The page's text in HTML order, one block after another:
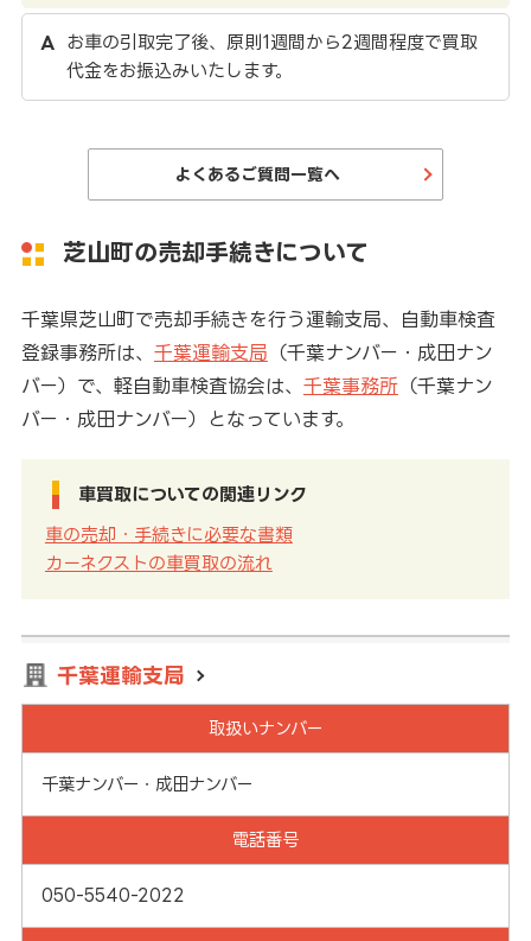
お車の引取完了後、原則1週間から2週間程度で買取
代金をお振込みいたします。
よくあるご質問一覧へ
芝山町の売却手続きについて
千葉県芝山町で売却手続きを行う運輸支局、自動車検査
登録事務所は、 千葉運輸支局 （千葉ナンバー・成田ナン
バー）で、軽自動車検査協会は、 千葉事務所（千葉ナン
バー・成田ナンバー）となっています。
車買取についての関連リンク
車の売却・手続きに必要な書類
カーネクストの車買取の流れ
千葉運輸支局
取扱いナンバー
千葉ナンバー・成田ナンバー
電話番号
050-5540-2022